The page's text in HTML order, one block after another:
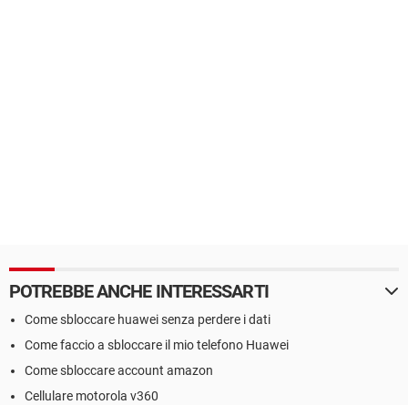
POTREBBE ANCHE INTERESSARTI
Come sbloccare huawei senza perdere i dati
Come faccio a sbloccare il mio telefono Huawei
Come sbloccare account amazon
Cellulare motorola v360